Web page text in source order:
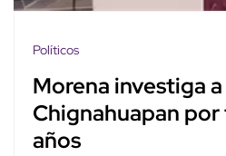
Políticos
Morena investiga
Chignahuapan
años